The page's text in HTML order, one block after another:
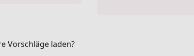
Vorschläge laden?